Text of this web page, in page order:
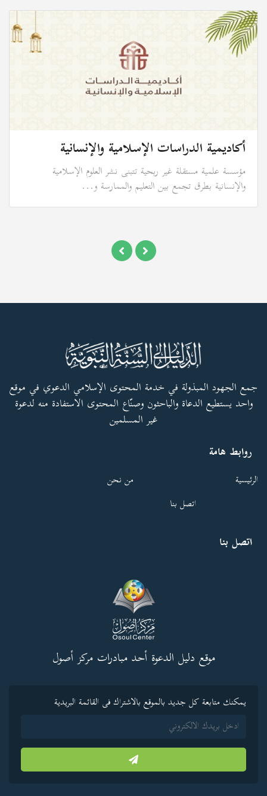
أكاديمية الدراسات الإسلامية والإنسانية
مؤسسة علمية مستقلة غير ربحية تتبنى نشر العلوم الإسلامية
والإنسانية بطرق تجمع بين التعليم والممارسة و...
جمع الجهود المبذولة في خدمة المحتوى الإسلامي الدعوي في موقع
واحد يستطيع الدعاة والباحثون وصنّاع المحتوى الاستفادة منه لدعوة
غير المسلمين
روابط هامة
الرئيسية
من نحن
اتصل بنا
اتصل بنا
موقع دليل الدعوة أحد مبادرات مركز أصول
يمكنك متابعة كل جديد بالموقع بالاشتراك فى القائمة البريدية